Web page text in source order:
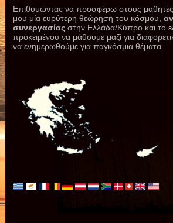
Επιθυμώντας να προσφέρω στους μαθητές
μου μία ευρύτερη θεώρηση του κόσμου,
συνεργασίας στην Ελλάδα/Κύπρο και το
προκειμένου να μάθουμε μαζί για
να ενημερωθούμε για παγκόσμια θέματα.